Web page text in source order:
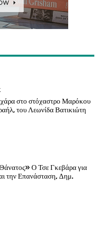
στο στόχαστρο Μαρόκου
του Λεωνίδα Βατικιώτη
Ο Τσε Γκεβάρα για
την Επανάσταση, Δημ.